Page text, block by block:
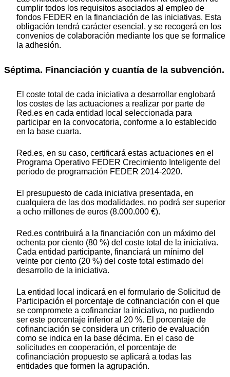
cumplir todos los requisitos asociados al empleo de
fondos FEDER en la financiación de las iniciativas. Esta
obligación tendrá carácter esencial, y se recogerá en los
convenios de colaboración mediante los que se formalice
la adhesión.
Séptima. Financiación y cuantía de la subvención.
El coste total de cada iniciativa a desarrollar englobará
los costes de las actuaciones a realizar por parte de
Red.es en cada entidad local seleccionada para
participar en la convocatoria, conforme a lo establecido
en la base cuarta.
Red.es, en su caso, certificará estas actuaciones en el
Programa Operativo FEDER Crecimiento Inteligente del
periodo de programación FEDER 2014-2020.
El presupuesto de cada iniciativa presentada, en
cualquiera de las dos modalidades, no podrá ser superior
a ocho millones de euros (8.000.000 €).
Red.es contribuirá a la financiación con un máximo del
ochenta por ciento (80 %) del coste total de la iniciativa.
Cada entidad participante, financiará un mínimo del
veinte por ciento (20 %) del coste total estimado del
desarrollo de la iniciativa.
La entidad local indicará en el formulario de Solicitud de
Participación el porcentaje de cofinanciación con el que
se compromete a cofinanciar la iniciativa, no pudiendo
ser este porcentaje inferior al 20 %. El porcentaje de
cofinanciación se considera un criterio de evaluación
como se indica en la base décima. En el caso de
solicitudes en cooperación, el porcentaje de
cofinanciación propuesto se aplicará a todas las
entidades que formen la agrupación.